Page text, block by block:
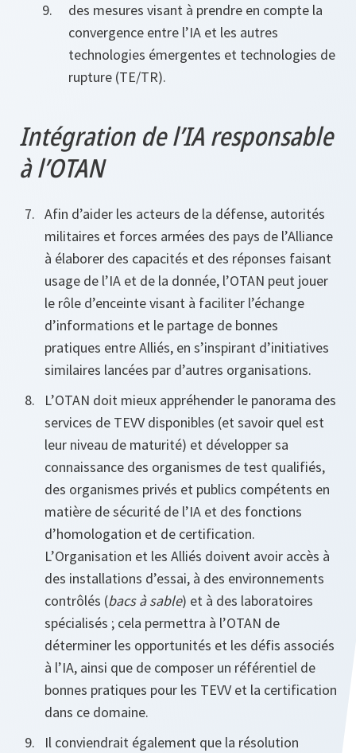
des mesures visant à prendre en compte la
convergence entre l’IA et les autres
technologies émergentes et technologies de
rupture (TE/TR).
Intégration de l’IA responsable
à l’OTAN
Afin d’aider les acteurs de la défense, autorités
militaires et forces armées des pays de l’Alliance
à élaborer des capacités et des réponses faisant
usage de l’IA et de la donnée, l’OTAN peut jouer
le rôle d’enceinte visant à faciliter l’échange
d’informations et le partage de bonnes
pratiques entre Alliés, en s’inspirant d’initiatives
similaires lancées par d’autres organisations.
L’OTAN doit mieux appréhender le panorama des
services de TEVV disponibles (et savoir quel est
leur niveau de maturité) et développer sa
connaissance des organismes de test qualifiés,
des organismes privés et publics compétents en
matière de sécurité de l’IA et des fonctions
d’homologation et de certification.
L’Organisation et les Alliés doivent avoir accès à
des installations d’essai, à des environnements
contrôlés (bacs à sable) et à des laboratoires
spécialisés ; cela permettra à l’OTAN de
déterminer les opportunités et les défis associés
à l’IA, ainsi que de composer un référentiel de
bonnes pratiques pour les TEVV et la certification
dans ce domaine.
Il conviendrait également que la résolution